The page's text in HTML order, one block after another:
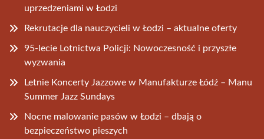
uprzedzeniami w Łodzi
Rekrutacje dla nauczycieli w Łodzi – aktualne oferty
95-lecie Lotnictwa Policji: Nowoczesność i przyszłe
wyzwania
Letnie Koncerty Jazzowe w Manufakturze Łódź – Manu
Summer Jazz Sundays
Nocne malowanie pasów w Łodzi – dbają o
bezpieczeństwo pieszych